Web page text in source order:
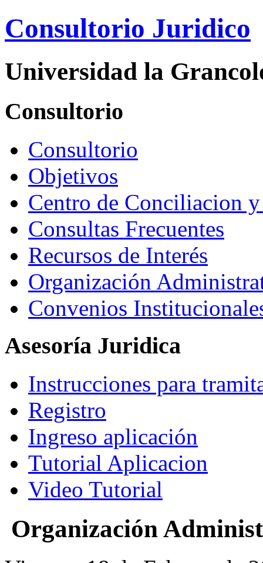
Consultorio Juridico
Universidad la
Consultorio
Consultorio
Objetivos
Centro de Conciliacion
Consultas Frecuentes
Recursos de Interés
Organización
Convenios
Asesoría Juridica
Instrucciones para
Registro
Ingreso aplicación
Tutorial Aplicacion
Video Tutorial
Organización